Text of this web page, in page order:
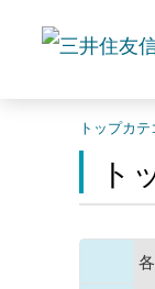
トップカ
ト